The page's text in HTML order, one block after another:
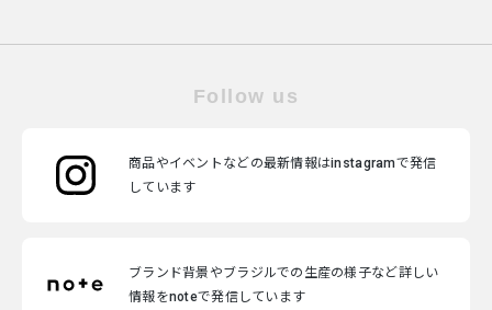
Follow us
商品やイベントなどの最新情報はinstagramで発信
しています
ブランド背景やブラジルでの生産の様子など詳しい
情報をnoteで発信しています